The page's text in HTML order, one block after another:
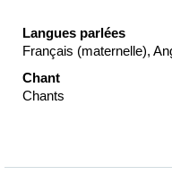
Langues parlées
Français (maternelle),
Chant
Chants